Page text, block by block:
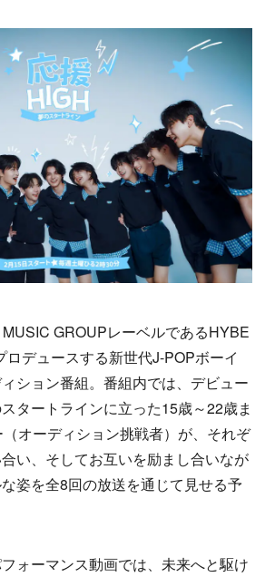
GROUPレーベルであるHYBE
デュースする新世代J-POPボーイ
ション番組。番組内では、デビュー
タートラインに立った15歳～22歳ま
オーディション挑戦者）が、それぞ
い、そしてお互いを励まし合いなが
姿を全8回の放送を通じて見せる予
ォーマンス動画では、未来へと駆け